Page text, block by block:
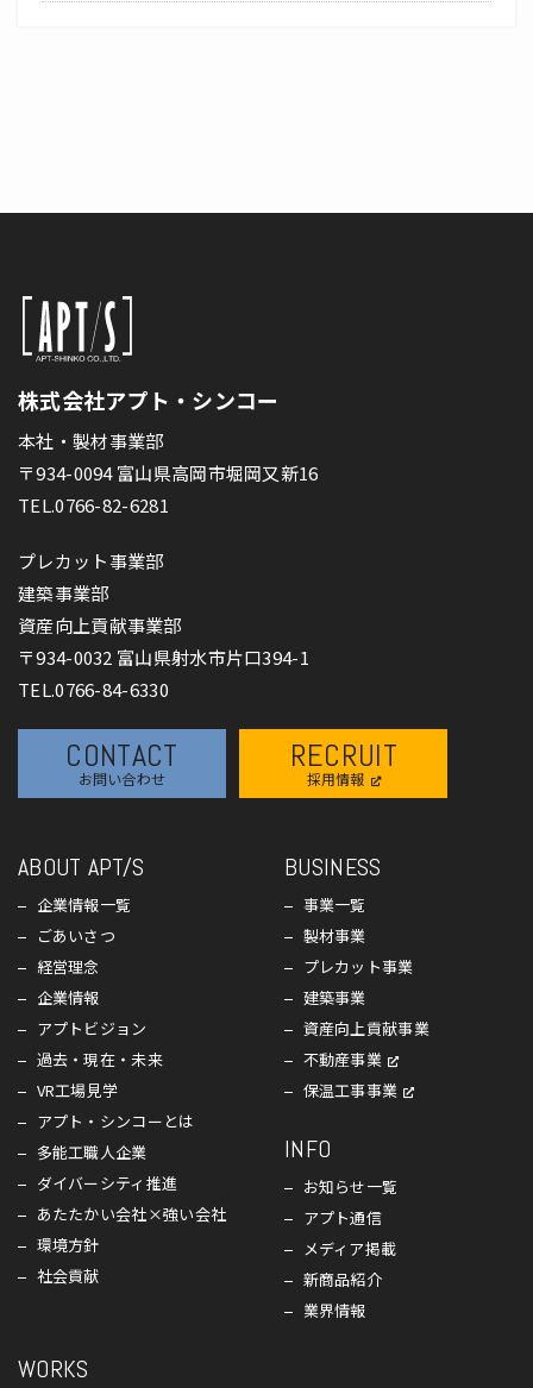
株式会社アプト・シンコー
本社・製材事業部
〒934-0094 富山県高岡市堀岡又新16
TEL.0766-82-6281
プレカット事業部
建築事業部
資産向上貢献事業部
〒934-0032 富山県射水市片口394-1
TEL.0766-84-6330
CONTACT
お問い合わせ
RECRUIT
採用情報
ABOUT APT/S
企業情報一覧
ごあいさつ
経営理念
企業情報
アプトビジョン
過去・現在・未来
VR工場見学
アプト・シンコーとは
多能工職人企業
ダイバーシティ推進
あたたかい会社×強い会社
環境方針
社会貢献
BUSINESS
事業一覧
製材事業
プレカット事業
建築事業
資産向上貢献事業
不動産事業
保温工事事業
INFO
お知らせ一覧
アプト通信
メディア掲載
新商品紹介
業界情報
WORKS